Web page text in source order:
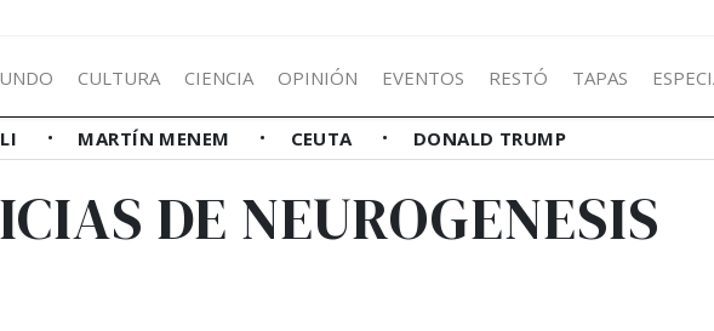
CULTURA CIENCIA OPINIÓN EVENTOS RESTÓ TAPAS
MARTÍN MENEM CEUTA DONALD TRUMP
DE NEUROGENESIS